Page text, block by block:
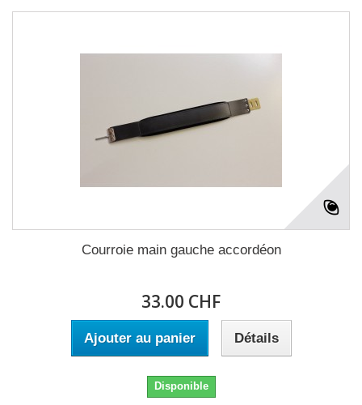
Courroie main gauche accordéon
33.00 CHF
Ajouter au panier Détails
Disponible